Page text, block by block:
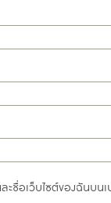
ะชื่อเว็บไซต์ของฉันบน